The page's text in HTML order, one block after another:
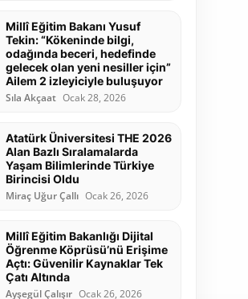
Millî Eğitim Bakanı Yusuf
Tekin: “Kökeninde bilgi,
odağında beceri, hedefinde
gelecek olan yeni nesiller için”
Ailem 2 izleyiciyle buluşuyor
Sıla Akçaat Ocak 28, 2026
Atatürk Üniversitesi THE 2026
Alan Bazlı Sıralamalarda
Yaşam Bilimlerinde Türkiye
Birincisi Oldu
Miraç Uğur Çallı Ocak 26, 2026
Millî Eğitim Bakanlığı Dijital
Öğrenme Köprüsü’nü Erişime
Açtı: Güvenilir Kaynaklar Tek
Çatı Altında
Ayşegül Çalışır Ocak 26, 2026